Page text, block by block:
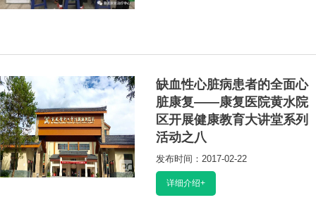
缺血性心脏病患者的全面心
脏康复——康复医院黄水院
区开展健康教育大讲堂系列
活动之八
发布时间：2017-02-22
阅读：15620
详细介绍+